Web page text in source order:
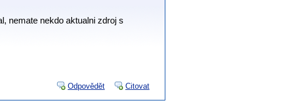
nemate nekdo aktualni zdroj s
Odpovědět Citovat